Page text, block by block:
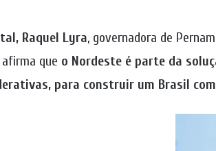
Raquel Lyra, governadora de
que o Nordeste é parte da
para construir um Brasil